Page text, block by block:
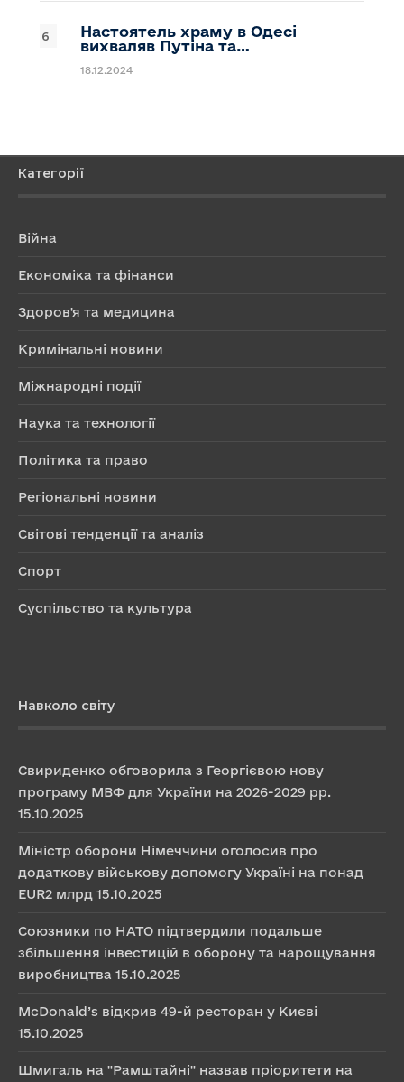
Настоятель храму в Одесі
вихваляв Путіна та…
18.12.2024
Категорії
Війна
Економіка та фінанси
Здоров'я та медицина
Кримінальні новини
Міжнародні події
Наука та технології
Політика та право
Регіональні новини
Світові тенденції та аналіз
Спорт
Суспільство та культура
Навколо світу
Свириденко обговорила з Георгієвою нову
програму МВФ для України на 2026-2029 рр.
15.10.2025
Міністр оборони Німеччини оголосив про
додаткову військову допомогу Україні на понад
EUR2 млрд 15.10.2025
Союзники по НАТО підтвердили подальше
збільшення інвестицій в оборону та нарощування
виробництва 15.10.2025
McDonald’s відкрив 49-й ресторан у Києві
15.10.2025
Шмигаль на "Рамштайні" назвав пріоритети на